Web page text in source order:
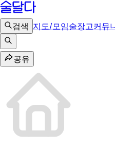
검색 지도/모임술장고커뮤
공유